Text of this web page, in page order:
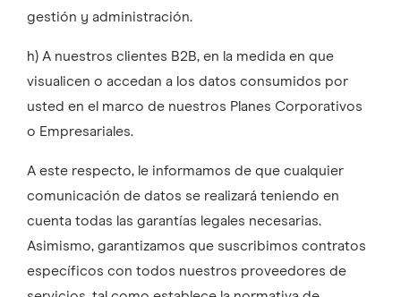
gestión y administración.
h) A nuestros clientes B2B, en la medida en que
visualicen o accedan a los datos consumidos por
usted en el marco de nuestros Planes Corporativos
o Empresariales.
A este respecto, le informamos de que cualquier
comunicación de datos se realizará teniendo en
cuenta todas las garantías legales necesarias.
Asimismo, garantizamos que suscribimos contratos
específicos con todos nuestros proveedores de